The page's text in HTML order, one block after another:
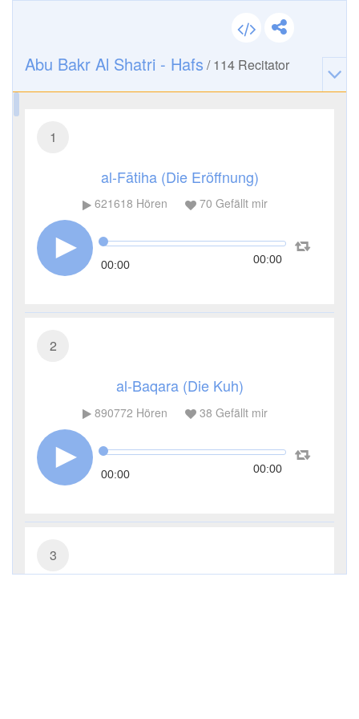
Abu Bakr Al Shatri - Hafs /114 Recitator
1
al-Fātiha (Die Eröffnung)
621618 Hören 70 Gefällt mir
00:00 00:00
2
al-Baqara (Die Kuh)
890772 Hören 38 Gefällt mir
00:00 00:00
3